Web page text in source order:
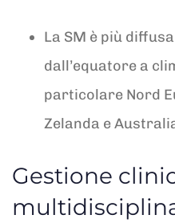
La SM è più
dall’equatore a
particolare Nord
Zelanda e
Gestione